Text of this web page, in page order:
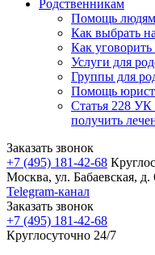
Родственникам
Помощь людям
Как выбрать
Как уговорить
Услуги для
Группы для
Помощь
Статья 228 УК
получить
Заказать звонок
+7 (495) 181-42-68
Москва, ул. Бабаевская, д.
Telegram-канал
Заказать звонок
+7 (495) 181-42-68
Круглосуточно 24/7